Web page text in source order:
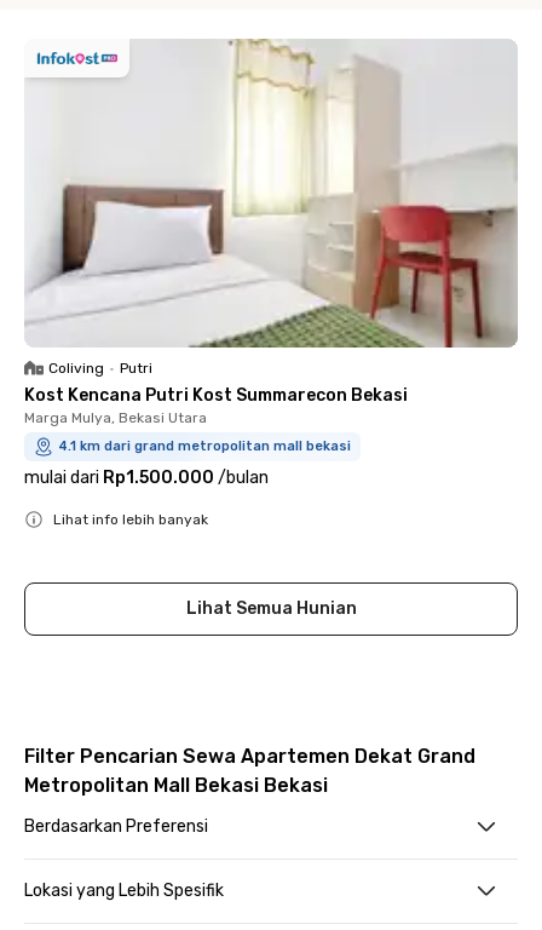
Coliving • Putri
Kost Kencana Putri Kost Summarecon Bekasi
Marga Mulya, Bekasi Utara
4.1 km dari grand metropolitan mall bekasi
mulai dari Rp1.500.000 /bulan
Lihat info lebih banyak
Lihat Semua Hunian
Filter Pencarian Sewa Apartemen Dekat Grand
Metropolitan Mall Bekasi Bekasi
Berdasarkan Preferensi
Lokasi yang Lebih Spesifik